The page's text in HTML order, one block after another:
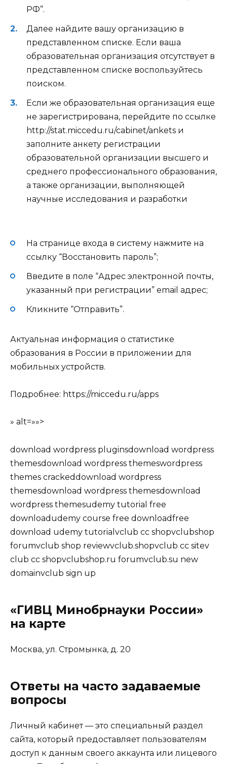
РФ”.
Далее найдите вашу организацию в
представленном списке. Если ваша
образовательная организация отсутствует в
представленном списке воспользуйтесь
поиском.
Если же образовательная организация еще
не зарегистрирована, перейдите по ссылке
http://stat.miccedu.ru/cabinet/ankets и
заполните анкету регистрации
образовательной организации высшего и
среднего профессионального образования,
а также организации, выполняющей
научные исследования и разработки
На странице входа в систему нажмите на
ссылку “Восстановить пароль”;
Введите в поле “Адрес электронной почты,
указанный при регистрации” email адрес;
Кликните “Отправить”.
Актуальная информация о статистике
образования в России в приложении для
мобильных устройств.
Подробнее: https://miccedu.ru/apps
» alt=»»>
download wordpress pluginsdownload wordpress
themesdownload wordpress themeswordpress
themes crackeddownload wordpress
themesdownload wordpress themesdownload
wordpress themesudemy tutorial free
downloadudemy course free downloadfree
download udemy tutorialvclub cc shopvclubshop
forumvclub shop reviewvclub.shopvclub cc sitev
club cc shopvclubshop.ru forumvclub.su new
domainvclub sign up
«ГИВЦ Минобрнауки России»
на карте
Москва, ул. Стромынка, д. 20
Ответы на часто задаваемые
вопросы
Личный кабинет — это специальный раздел
сайта, который предоставляет пользователям
доступ к данным своего аккаунта или лицевого